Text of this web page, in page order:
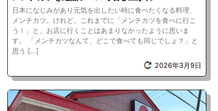
日本になじみがあり元気を出したい時に食べたくなる料理、
メンチカツ。けれど、これまでに「メンチカツを食べに行こ
う！」と、お店に行くことはあまりなかったように思いま
す。 「メンチカツなんて、どこで食べても同じでしょ？」と
思う […]
2026年3月9日